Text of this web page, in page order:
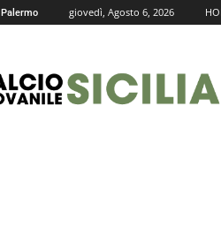
Palermo giovedì, Agosto 6, 2026
Giovanile
Sicilia